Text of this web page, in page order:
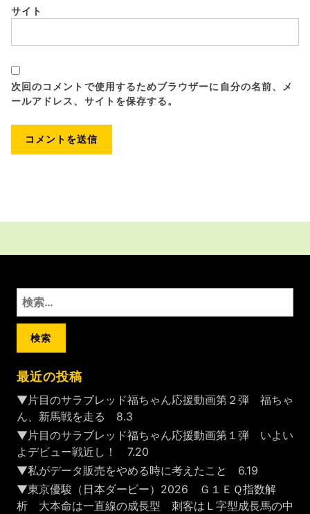
サイト
次回のコメントで使用するためブラウザーに自分の名前、メ
ールアドレス、サイトを保存する。
検
索:
最近の投稿
▼片目のサラブレッド福ちゃん応援動画第２弾 福ちゃ
ん、新馬戦を走る 8.3
▼片目のサラブレッド福ちゃん応援動画第１弾 いよい
よデビュー戦近し！ 7.20
▼私がデータ販売をやめる時に考えたこと 6.19
▼東京優駿（日本ダービー）2026 Ｇ１ＥＱ指数解
析 大本命は一直線の成長型 刺客はＬ字型成長馬の中